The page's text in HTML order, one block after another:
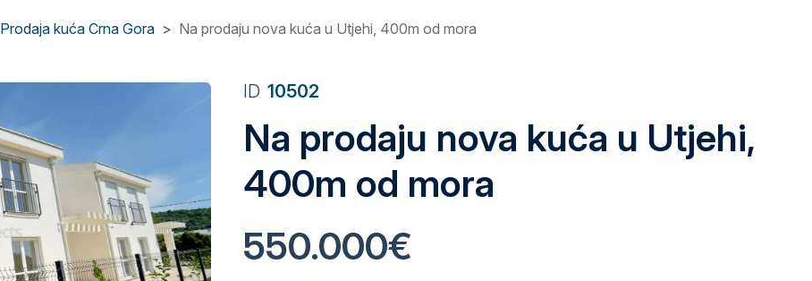
Prodaja kuća Crna Gora Na prodaju nova kuća u Utjehi, 400m od mora
ID 10502
Na prodaju nova kuća u Utjehi,
400m od mora
550.000€